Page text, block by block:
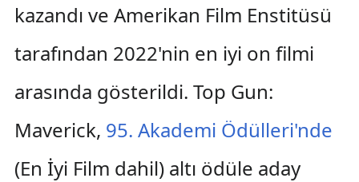
kazandı ve Amerikan Film Enstitüsü
tarafından 2022'nin en iyi on filmi
arasında gösterildi. Top Gun:
Maverick, 95. Akademi Ödülleri'nde
(En İyi Film dahil) altı ödüle aday